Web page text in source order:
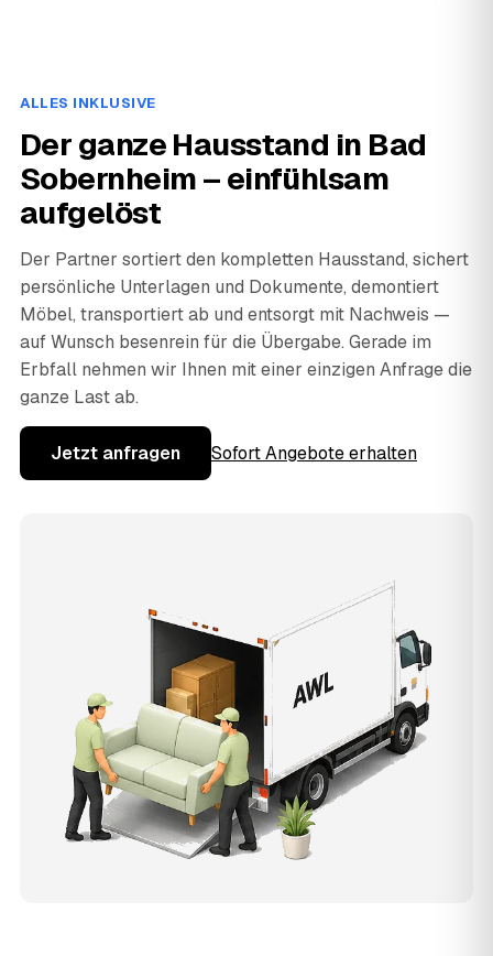
ALLES INKLUSIVE
Der ganze Hausstand in Bad
Sobernheim – einfühlsam
aufgelöst
Der Partner sortiert den kompletten Hausstand, sichert
persönliche Unterlagen und Dokumente, demontiert
Möbel, transportiert ab und entsorgt mit Nachweis —
auf Wunsch besenrein für die Übergabe. Gerade im
Erbfall nehmen wir Ihnen mit einer einzigen Anfrage die
ganze Last ab.
Jetzt anfragen Sofort Angebote erhalten